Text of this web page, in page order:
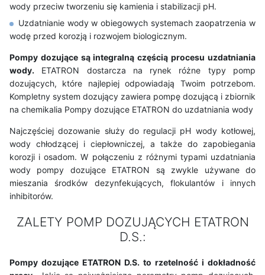
wody przeciw tworzeniu się kamienia i stabilizacji pH.
Uzdatnianie wody w obiegowych systemach zaopatrzenia w
wodę przed korozją i rozwojem biologicznym.
Pompy dozujące są integralną częścią procesu uzdatniania
wody. ETATRON dostarcza na rynek różne typy pomp
dozujących, które najlepiej odpowiadają Twoim potrzebom.
Kompletny system dozujący zawiera pompę dozującą i zbiornik
na chemikalia Pompy dozujące ETATRON do uzdatniania wody
Najczęściej dozowanie służy do regulacji pH wody kotłowej,
wody chłodzącej i ciepłowniczej, a także do zapobiegania
korozji i osadom. W połączeniu z różnymi typami uzdatniania
wody pompy dozujące ETATRON są zwykle używane do
mieszania środków dezynfekujących, flokulantów i innych
inhibitorów.
ZALETY POMP DOZUJĄCYCH ETATRON
D.S.:
Pompy dozujące ETATRON D.S. to rzetelność i dokładność